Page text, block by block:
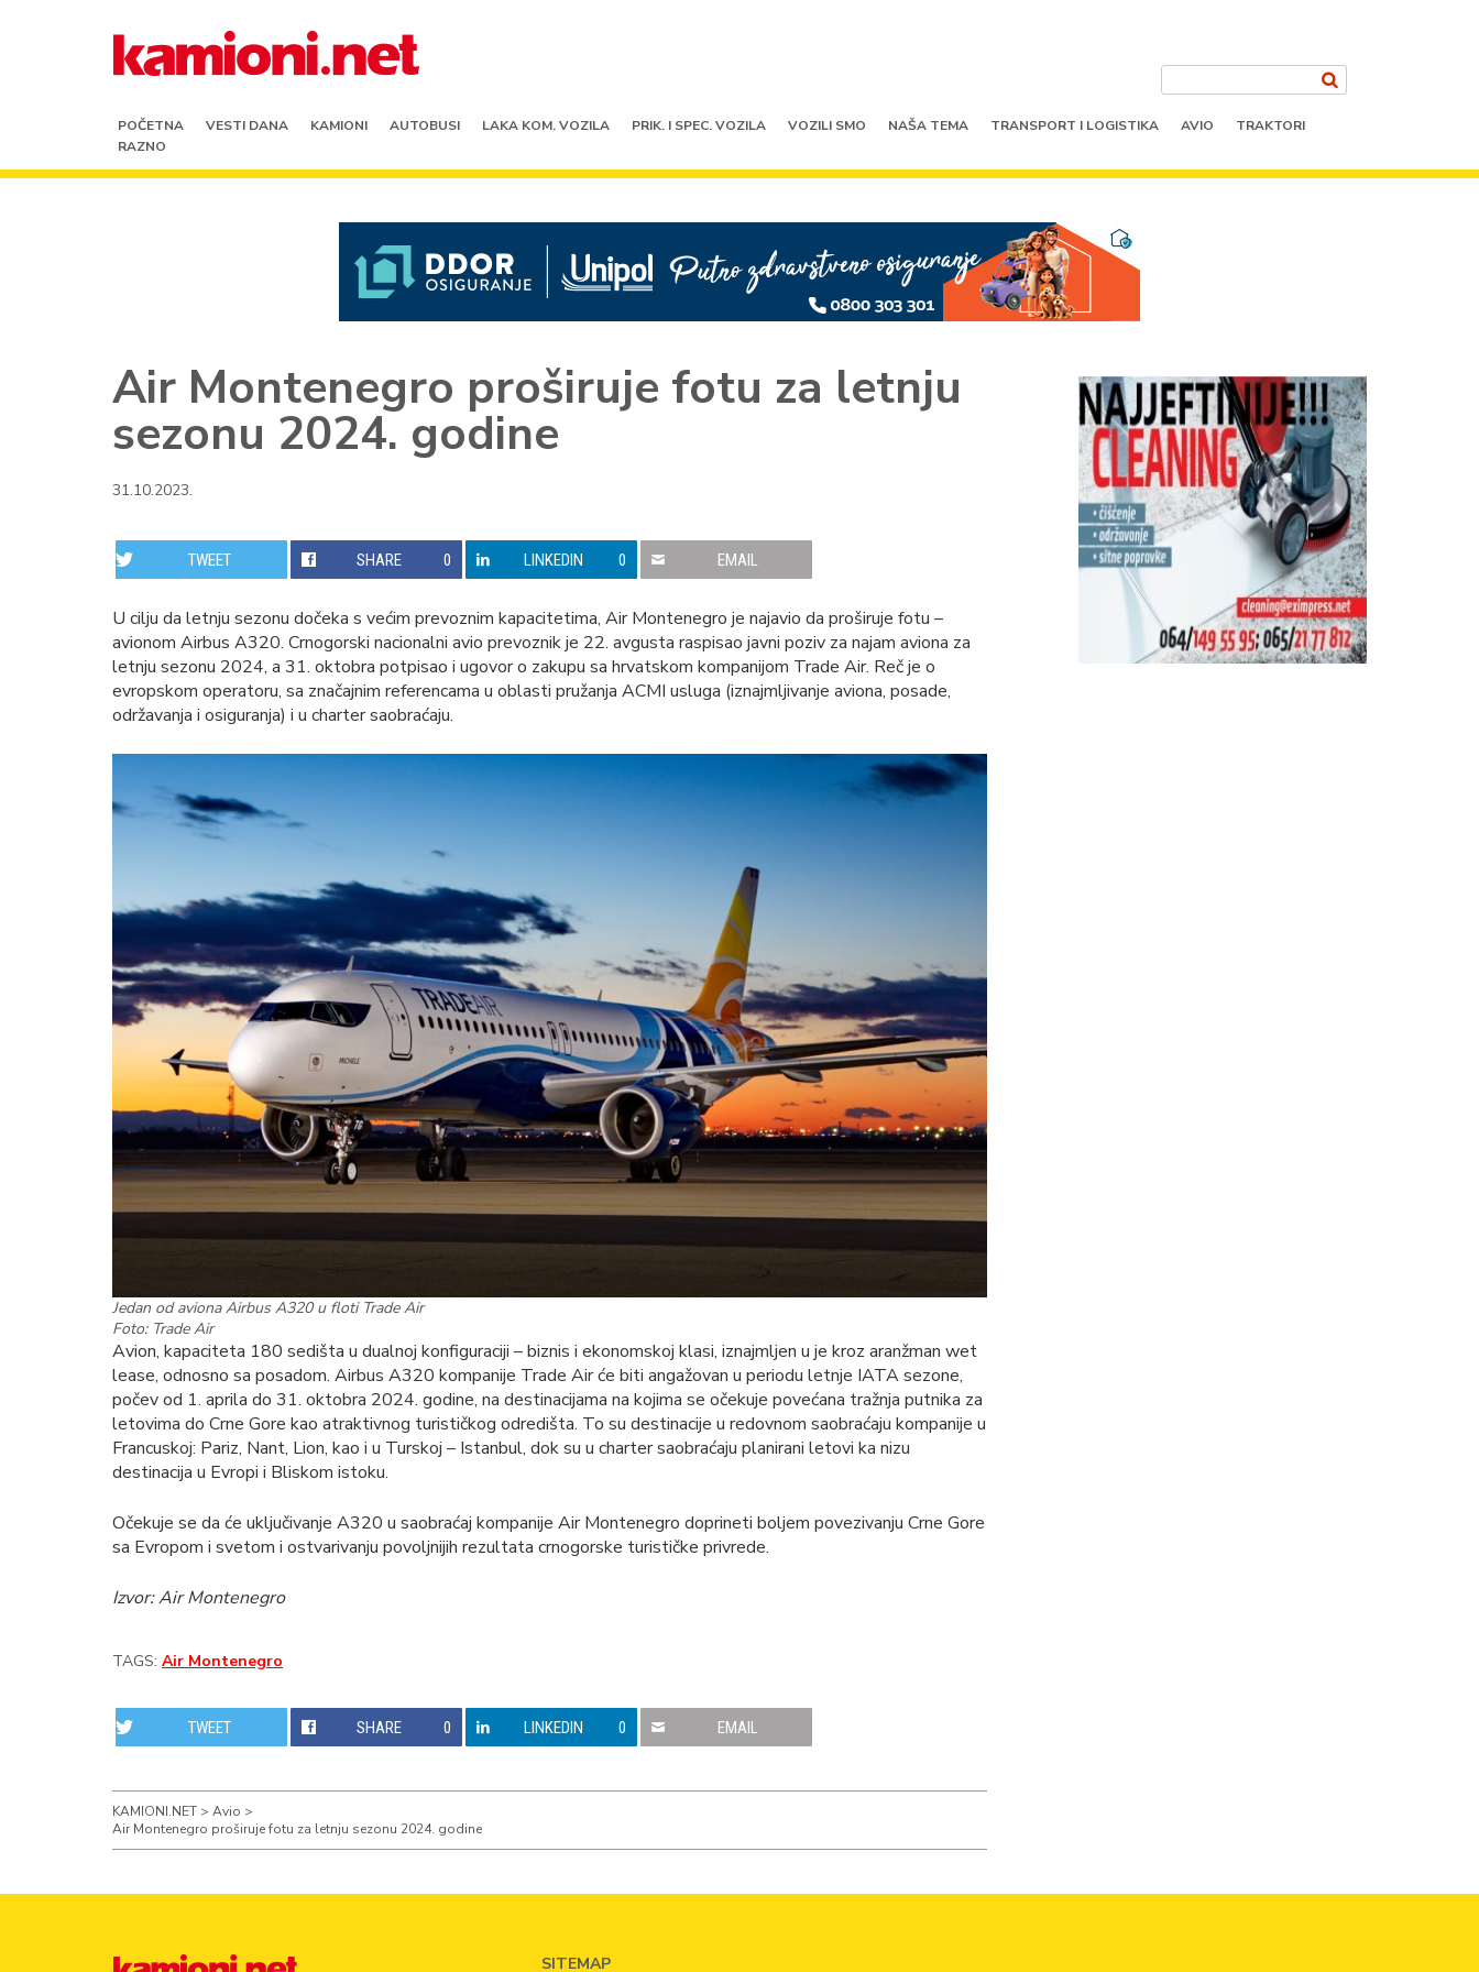
POČETNA VESTI DANA KAMIONI AUTOBUSI LAKA KOM. VOZILA PRIK. I SPEC. VOZILA VOZILI SMO NAŠA TEMA TRANSPORT I LOGISTIKA AVIO
TRAKTORI
RAZNO
Air Montenegro proširuje fotu za letnju
sezonu 2024. godine
31.10.2023.
TWEET SHARE 0 LINKEDIN 0 EMAIL
U cilju da letnju sezonu dočeka s većim prevoznim kapacitetima, Air Montenegro je najavio da proširuje fotu –
avionom Airbus A320. Crnogorski nacionalni avio prevoznik je 22. avgusta raspisao javni poziv za najam aviona za
letnju sezonu 2024, a 31. oktobra potpisao i ugovor o zakupu sa hrvatskom kompanijom Trade Air. Reč je o
evropskom operatoru, sa značajnim referencama u oblasti pružanja ACMI usluga (iznajmljivanje aviona, posade,
održavanja i osiguranja) i u charter saobraćaju.
Jedan od aviona Airbus A320 u floti Trade Air
Foto: Trade Air
Avion, kapaciteta 180 sedišta u dualnoj konfiguraciji – biznis i ekonomskoj klasi, iznajmljen u je kroz aranžman wet
lease, odnosno sa posadom. Airbus A320 kompanije Trade Air će biti angažovan u periodu letnje IATA sezone,
počev od 1. aprila do 31. oktobra 2024. godine, na destinacijama na kojima se očekuje povećana tražnja putnika za
letovima do Crne Gore kao atraktivnog turističkog odredišta. To su destinacije u redovnom saobraćaju kompanije u
Francuskoj: Pariz, Nant, Lion, kao i u Turskoj – Istanbul, dok su u charter saobraćaju planirani letovi ka nizu
destinacija u Evropi i Bliskom istoku.
Očekuje se da će uključivanje A320 u saobraćaj kompanije Air Montenegro doprineti boljem povezivanju Crne Gore
sa Evropom i svetom i ostvarivanju povoljnijih rezultata crnogorske turističke privrede.
Izvor: Air Montenegro
TAGS: Air Montenegro
TWEET SHARE 0 LINKEDIN 0 EMAIL
KAMIONI.NET > Avio >
Air Montenegro proširuje fotu za letnju sezonu 2024. godine
SITEMAP